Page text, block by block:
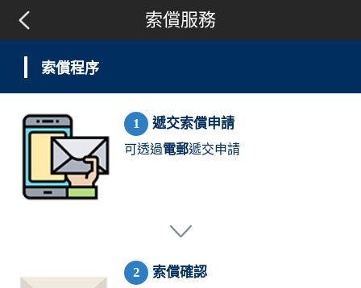
索償服務
索償程序
遞交索償申請
可透過電郵遞交申請
索償確認